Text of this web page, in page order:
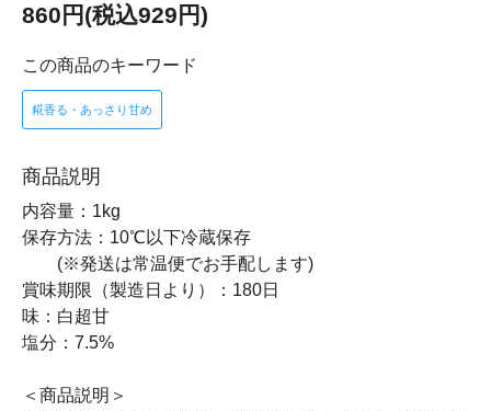
860円(税込929円)
この商品のキーワード
糀香る・あっさり甘め
商品説明
内容量：1kg
保存方法：10℃以下冷蔵保存
(※発送は常温便でお手配します)
賞味期限（製造日より）：180日
味：白超甘
塩分：7.5%
＜商品説明＞